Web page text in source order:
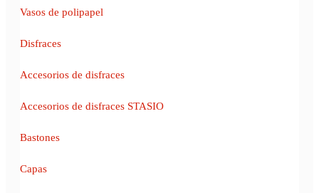
Vasos de polipapel
Disfraces
Accesorios de disfraces
Accesorios de disfraces STASIO
Bastones
Capas